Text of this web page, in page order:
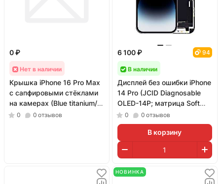
0 ₽
Нет в наличии
Крышка iPhone 16 Pro Max
с сапфировыми стёклами
на камерах (Blue titanium/
Синий; оригинал; монолит)
0 0 отзывов
6 100 ₽ 94
В наличии
Дисплей без ошибки iPhone
14 Pro (JCID Diagnosable
OLED-14P; матрица Soft
OLED; 120 Гц)
0 0 отзывов
В корзину
НОВИНКА